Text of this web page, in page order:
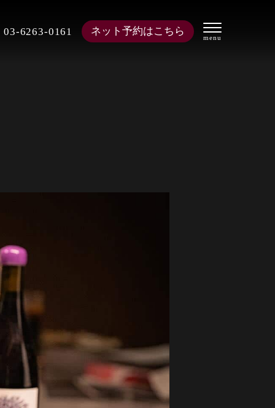
03-6263-0161 ネット予約はこちら